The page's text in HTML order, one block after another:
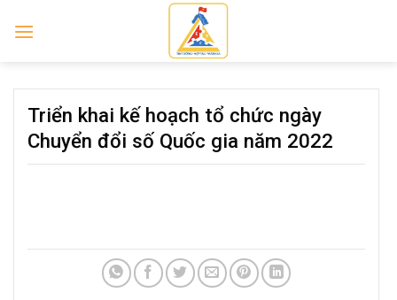
Triển khai kế hoạch tổ chức ngày
Chuyển đổi số Quốc gia năm 2022